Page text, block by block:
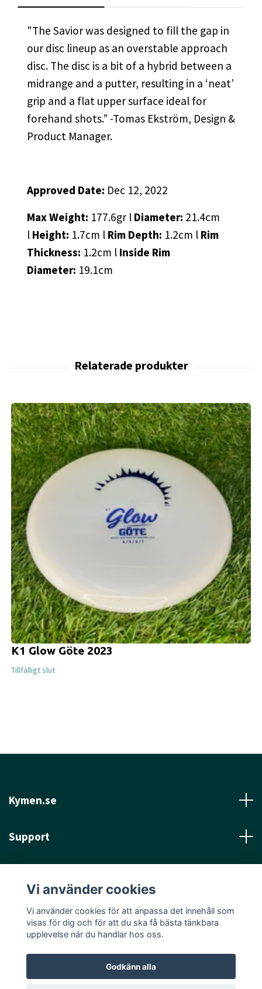
"The Savior was designed to fill the gap in
our disc lineup as an overstable approach
disc. The disc is a bit of a hybrid between a
midrange and a putter, resulting in a ‘neat’
grip and a flat upper surface ideal for
forehand shots.” -Tomas Ekström, Design &
Product Manager.
Approved Date: Dec 12, 2022
Max Weight: 177.6gr l Diameter: 21.4cm
l Height: 1.7cm l Rim Depth: 1.2cm l Rim
Thickness: 1.2cm l Inside Rim
Diameter: 19.1cm
K1 Glow Göte 2023
Tillfälligt slut
Kymen.se
Support
Sociala medier
Vi använder cookies
Vi använder cookies för att anpassa det innehåll som
visas för dig och för att du ska få bästa tänkbara
upplevelse när du handlar hos oss.
Godkänn alla